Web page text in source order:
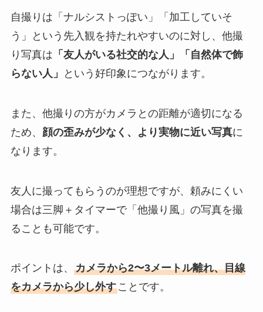
自撮りは「ナルシストっぽい」「加工していそ
う」という先入観を持たれやすいのに対し、他撮
り写真は 「友人がいる社交的な人」「自然体で飾
らない人」
という好印象につながります。
また、他撮りの方がカメラとの距離が適切になる
ため、 顔の歪みが少なく、より実物に近い写真に
なります。
友人に撮ってもらうのが理想ですが、頼みにくい
場合は三脚＋タイマーで「他撮り風」の写真を撮
ることも可能です。
ポイントは、 カメラから2〜3メートル離れ、目線
をカメラから少し外すことです。